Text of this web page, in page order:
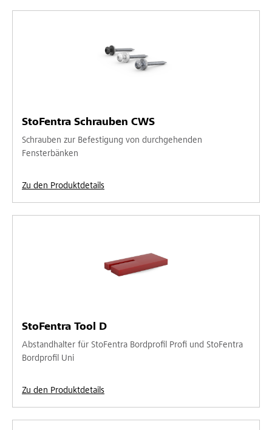
StoFentra Schrauben CWS
Schrauben zur Befestigung von durchgehenden
Fensterbänken
Zu den Produktdetails
StoFentra Tool D
Abstandhalter für StoFentra Bordprofil Profi und StoFentra
Bordprofil Uni
Zu den Produktdetails